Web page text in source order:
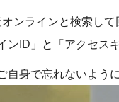
ンラインと検索し
ID」と「アクセス
身で忘れないよう